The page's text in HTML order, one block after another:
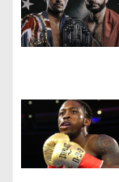
t
c
l